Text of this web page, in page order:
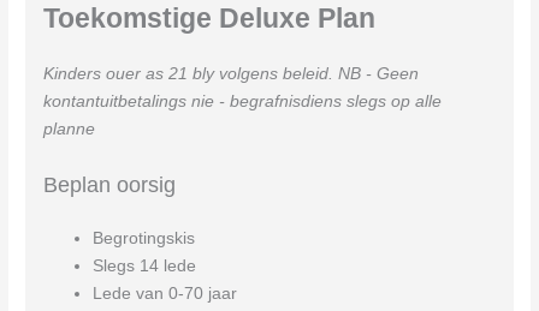
Toekomstige Deluxe Plan
Kinders ouer as 21 bly volgens beleid. NB - Geen
kontantuitbetalings nie - begrafnisdiens slegs op alle
planne
Beplan oorsig
Begrotingskis
Slegs 14 lede
Lede van 0-70 jaar